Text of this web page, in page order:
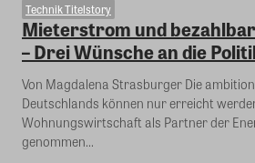
Technik Titelstory
Mieterstrom und
– Drei Wünsche an die
Von Magdalena Strasburger Die ambitionierten Klimaziele
Deutschlands können nur erreicht
Wohnungswirtschaft als Partner der
genommen...